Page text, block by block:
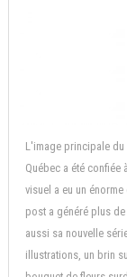
L'image principale
Québec a été confiée à
visuel a eu un
post a généré plus
aussi sa nouvelle
illustrations, un brin